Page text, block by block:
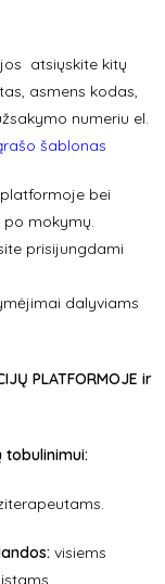
atsiųskite kitų
asmens kodas,
numeriu el.
šablonas
bei
po mokymų.
prisijungdami
dalyviams
PLATFORMOJE ir
visiems